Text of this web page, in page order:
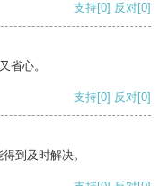
支持[0] 反对[0]
省心。
支持[0] 反对[0]
到及时解决。